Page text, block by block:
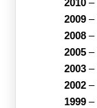
2010–
2009–
2008–
2005–
2003–
2002–
1999–